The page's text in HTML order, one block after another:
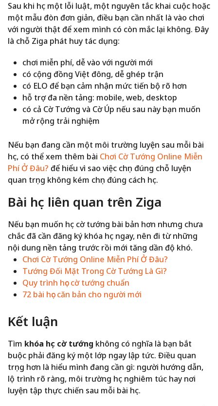
Sau khi học một lỗi luật, một nguyên tắc khai cuộc hoặc
một mẫu đòn đơn giản, điều bạn cần nhất là vào chơi
với người thật để xem mình có còn mắc lại không. Đây
là chỗ Ziga phát huy tác dụng:
chơi miễn phí, dễ vào với người mới
có cộng đồng Việt đông, dễ ghép trận
có ELO để bạn cảm nhận mức tiến bộ rõ hơn
hỗ trợ đa nền tảng: mobile, web, desktop
có cả Cờ Tướng và Cờ Úp nếu sau này bạn muốn
mở rộng trải nghiệm
Nếu bạn đang cần một môi trường luyện sau mỗi bài
học, có thể xem thêm bài Chơi Cờ Tướng Online Miễn
Phí Ở Đâu? để hiểu vì sao việc chọn đúng chỗ luyện
quan trọng không kém chọn đúng cách học.
Bài học liên quan trên Ziga
Nếu bạn muốn học cờ tướng bài bản hơn nhưng chưa
chắc đã cần đăng ký khóa học ngay, nên đi từ những
nội dung nền tảng trước rồi mới tăng dần độ khó.
Chơi Cờ Tướng Online Miễn Phí Ở Đâu?
Tướng Đối Mặt Trong Cờ Tướng Là Gì?
Quy trình học cờ tướng chuẩn
72 bài học căn bản cho người mới
Kết luận
Tìm khóa học cờ tướng không có nghĩa là bạn bắt
buộc phải đăng ký một lớp ngay lập tức. Điều quan
trọng hơn là hiểu mình đang cần gì: người hướng dẫn,
lộ trình rõ ràng, môi trường học nghiêm túc hay nơi
luyện tập thực chiến sau mỗi bài học.